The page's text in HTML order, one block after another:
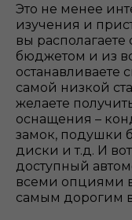
Это не менее
изучения и
вы
бюджетом и из
останавливаете
самой низкой
желаете
оснащения –
замок, подушки
диски и т.д. И
доступный
всеми опциями
самым дорогим